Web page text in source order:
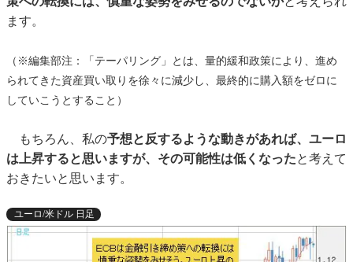
ます。
（※編集部注：「テーパリング」とは、量的緩和政策により、進め
られてきた資産買い取りを徐々に減少し、最終的に購入額をゼロに
していこうとすること）
もちろん、私の予想と反するような動きがあれば、ユーロ
は上昇すると思いますが、その可能性は低くなったと考えて
おきたいと思います。
ユーロ/米ドル 日足